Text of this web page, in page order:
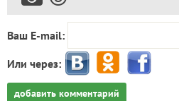
Ваш E-mail:
Или через:
добавить комментарий